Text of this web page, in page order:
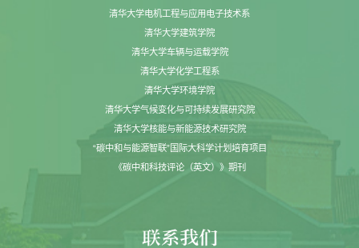
清华大学电机工程与应用电子技术系
清华大学建筑学院
清华大学车辆与运载学院
清华大学化学工程系
清华大学环境学院
清华大学气候变化与可持续发展研究院
清华大学核能与新能源技术研究院
“碳中和与能源智联”国际大科学计划培育项目
《碳中和科技评论（英文）》期刊